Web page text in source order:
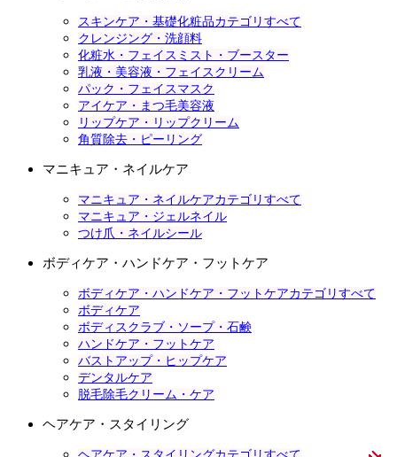
スキンケア・基礎化粧品カテゴリすべて
クレンジング・洗顔料
化粧水・フェイスミスト・ブースター
乳液・美容液・フェイスクリーム
パック・フェイスマスク
アイケア・まつ毛美容液
リップケア・リップクリーム
角質除去・ピーリング
マニキュア・ネイルケア
マニキュア・ネイルケアカテゴリすべて
マニキュア・ジェルネイル
つけ爪・ネイルシール
ボディケア・ハンドケア・フットケア
ボディケア・ハンドケア・フットケアカテゴリすべて
ボディケア
ボディスクラブ・ソープ・石鹸
ハンドケア・フットケア
バストアップ・ヒップケア
デンタルケア
脱毛除毛クリーム・ケア
ヘアケア・スタイリング